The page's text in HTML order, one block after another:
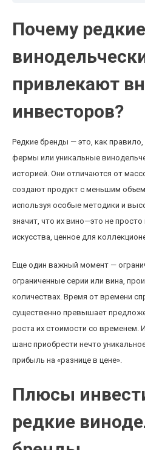
Почему редкие
привлекают
инвесторов?
Редкие бренды — это, как
фермы или уникальные
историей. Они отличаются от
создают продукт с меньшим
используя особые методики и
значит, что их вино—это не
искусства, ценное для
Еще один важный момент —
ограниченные серии или вина,
количествах. Время от времени
существенно превышает
роста их стоимости со временем.
шанс приобрести нечто
прибыль на «разнице в цене».
Плюсы
редкие